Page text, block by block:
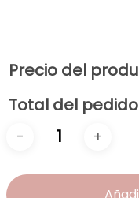
Precio del
Total del